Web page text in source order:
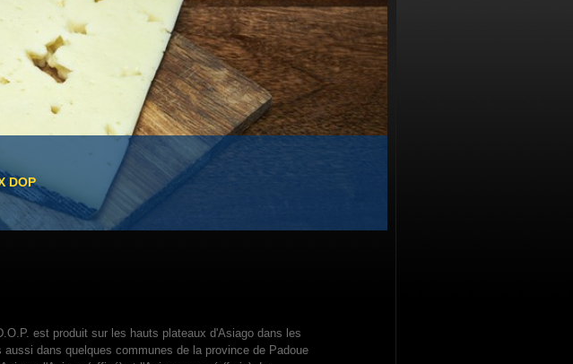
DOP
est produit sur les hauts plateaux d'Asiago dans les
dans quelques communes de la province de Padoue